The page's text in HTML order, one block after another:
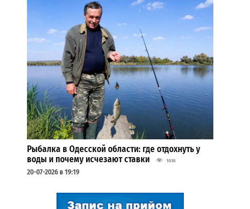
Рыбалка в Одесской области: где отдохнуть у
воды и почему исчезают ставки
1030
20-07-2026 в 19:19